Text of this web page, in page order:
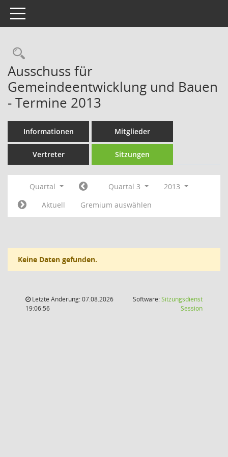
Toggle navigation
Rechercheauswahl
Ausschuss für
Gemeindeentwicklung und Bauen
- Termine 2013
Informationen Mitglieder
Vertreter Sitzungen
Quartal Quartal 3
2013
Aktuell
Gremium auswählen
Keine Daten gefunden.
Letzte Änderung: 07.08.2026
19:06:56
Software:Sitzungsdienst
Session(Wird in